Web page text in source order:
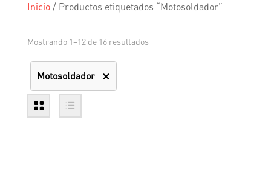
Inicio/ Productos etiquetados “Motosoldador”
Mostrando 1–12 de 16 resultados
Motosoldador